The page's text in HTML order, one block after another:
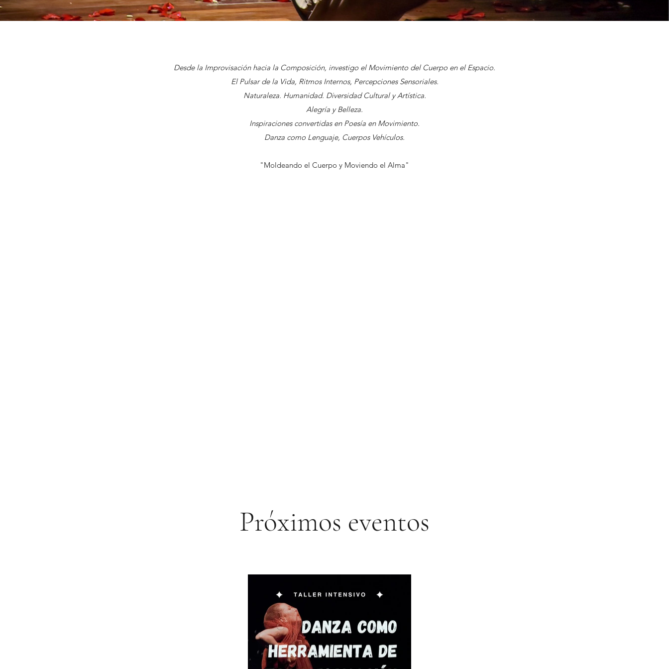
Desde la Improvisación hacia la Composición, investigo el Movimiento del Cuerpo en el Espacio.
El Pulsar de la Vida, Ritmos Internos, Percepciones Sensoriales.
Naturaleza. Humanidad. Diversidad Cultural y Artística.
Alegría y Belleza.
Inspiraciones convertidas en Poesía en Movimiento.
Danza como Lenguaje, Cuerpos Vehículos.
"Moldeando el Cuerpo y Moviendo el Alma"
Próximos eventos